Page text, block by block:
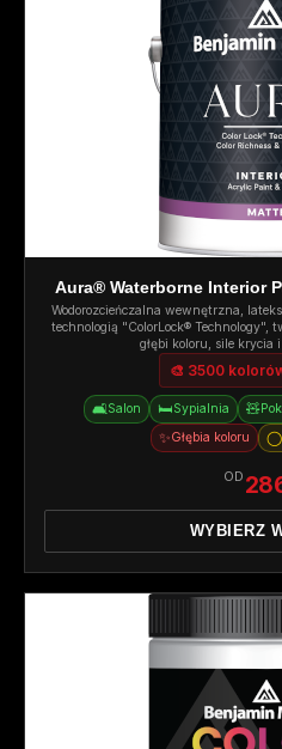
Aura® Waterborne Interior
Wodorozcieńczalna wewnętrzna,
technologią "ColorLock® Technology",
głębi koloru, sile krycia
🎨 3500
🛋️Salon 🛏️Sypialnia 🧸
✨Głębia koloru ◯
OD
WYBIERZ